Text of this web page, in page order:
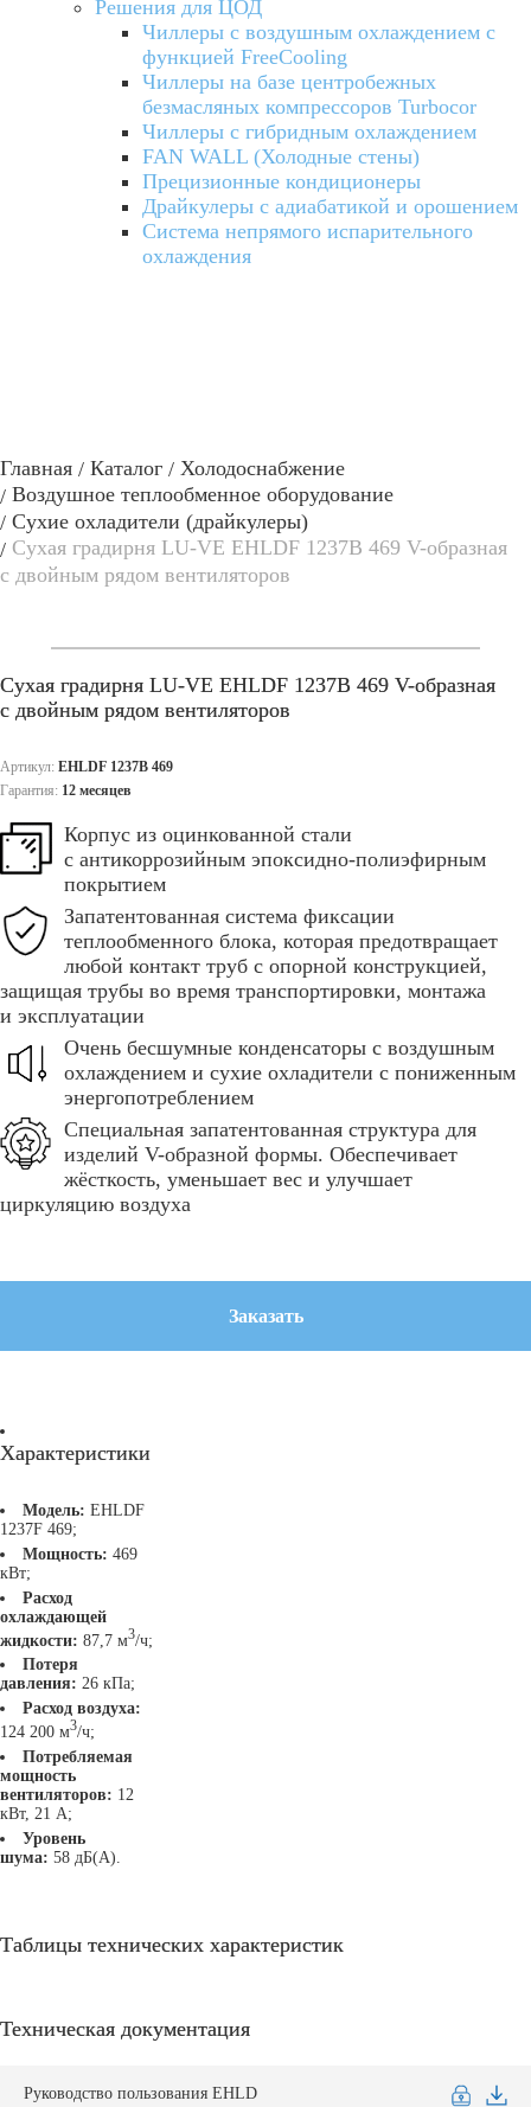
Решения для ЦОД
Чиллеры с воздушным охлаждением с
функцией FreeCooling
Чиллеры на базе центробежных
безмасляных компрессоров Turbocor
Чиллеры с гибридным охлаждением
FAN WALL (Холодные стены)
Прецизионные кондиционеры
Драйкулеры с адиабатикой и орошением
Система непрямого испарительного
охлаждения
Главная Каталог
Холодоснабжение
Воздушное теплообменное оборудование
Сухие охладители (драйкулеры)
Сухая градирня LU-VE EHLDF 1237B 469 V-образная
с двойным рядом вентиляторов
Сухая градирня LU-VE EHLDF 1237B 469 V-образная
с двойным рядом вентиляторов
Артикул: EHLDF 1237B 469
Гарантия: 12 месяцев
Корпус из оцинкованной стали
с антикоррозийным эпоксидно-полиэфирным
покрытием
Запатентованная система фиксации
теплообменного блока, которая предотвращает
любой контакт труб с опорной конструкцией,
защищая трубы во время транспортировки, монтажа
и эксплуатации
Очень бесшумные конденсаторы с воздушным
охлаждением и сухие охладители с пониженным
энергопотреблением
Специальная запатентованная структура для
изделий V-образной формы. Обеспечивает
жёсткость, уменьшает вес и улучшает
циркуляцию воздуха
Заказать
Характеристики
Модель: EHLDF
1237F 469;
Мощность: 469
кВт;
Расход
охлаждающей
жидкости: 87,7 м3/ч;
Потеря
давления: 26 кПа;
Расход воздуха:
124 200 м3/ч;
Потребляемая
мощность
вентиляторов: 12
кВт, 21 А;
Уровень
шума: 58 дБ(А).
Таблицы технических характеристик
Техническая документация
Руководство пользования EHLD